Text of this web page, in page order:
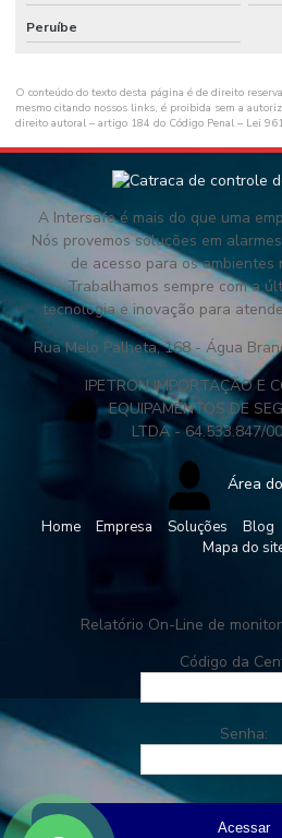
Peruíbe
O conteúdo do texto desta página é de direito
mesmo citando nossos links, é proibida sem a
direito autoral – artigo 184 do Código Penal – Lei
A Intersafe é mais do que uma
Nós provemos soluções em
de acesso para os ambientes
Trabalhamos sempre com a
tecnologia e inovação para
Rua Melo Palheta, 168 - Água
IPETRON IMPORTAÇÃO E
EQUIPAMENTOS DE
LTDA - 64.533.847/
Área
Home Empresa Soluções Blog
Mapa do
Relatório On-Line de
Código da
Senha: